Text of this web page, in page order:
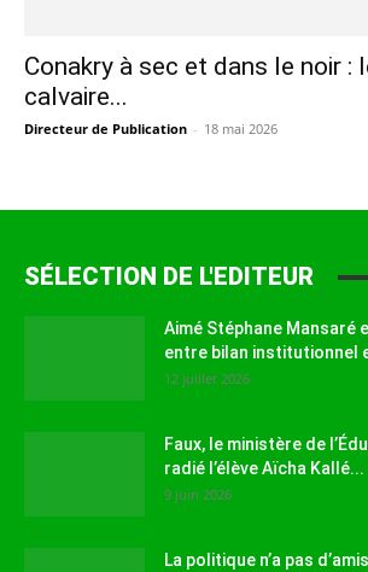
Conakry à sec et dans le noir :
calvaire...
Directeur de Publication - 18 mai 2026
SÉLECTION DE L'EDITEUR
Aimé Stéphane Mansaré
entre bilan institutionnel
12 juillet 2026
Faux, le ministère de
radié l’élève Aïcha Kallé...
9 juin 2026
La politique n’a pas